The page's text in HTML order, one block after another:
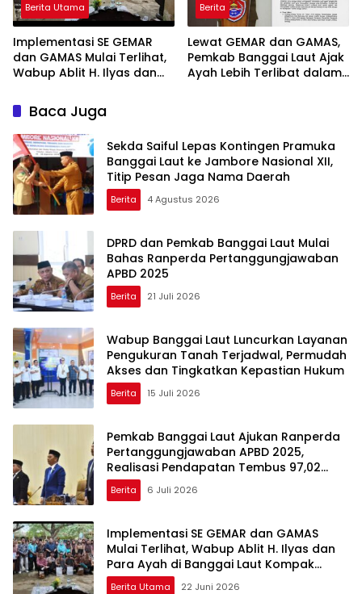
Berita Utama
Implementasi SE GEMAR
dan GAMAS Mulai Terlihat,
Wabup Ablit H. Ilyas dan
Kompak Ambil Rapor Anak
Berita
Lewat GEMAR dan GAMAS,
Pemkab Banggai Laut Ajak
Ayah Lebih Terlibat dalam
Baca Juga
Sekda Saiful Lepas Kontingen Pramuka
Banggai Laut ke Jambore Nasional XII,
Titip Pesan Jaga Nama Daerah
Berita 4 Agustus 2026
DPRD dan Pemkab Banggai Laut Mulai
Bahas Ranperda Pertanggungjawaban
APBD 2025
Berita 21 Juli 2026
Wabup Banggai Laut Luncurkan Layanan
Pengukuran Tanah Terjadwal, Permudah
Akses dan Tingkatkan Kepastian Hukum
Berita 15 Juli 2026
Pemkab Banggai Laut Ajukan Ranperda
Pertanggungjawaban APBD 2025,
Realisasi Pendapatan Tembus 97,02
Persen
Berita 6 Juli 2026
Implementasi SE GEMAR dan GAMAS
Mulai Terlihat, Wabup Ablit H. Ilyas dan
Para Ayah di Banggai Laut Kompak
Ambil Rapor Anak
Berita Utama 22 Juni 2026